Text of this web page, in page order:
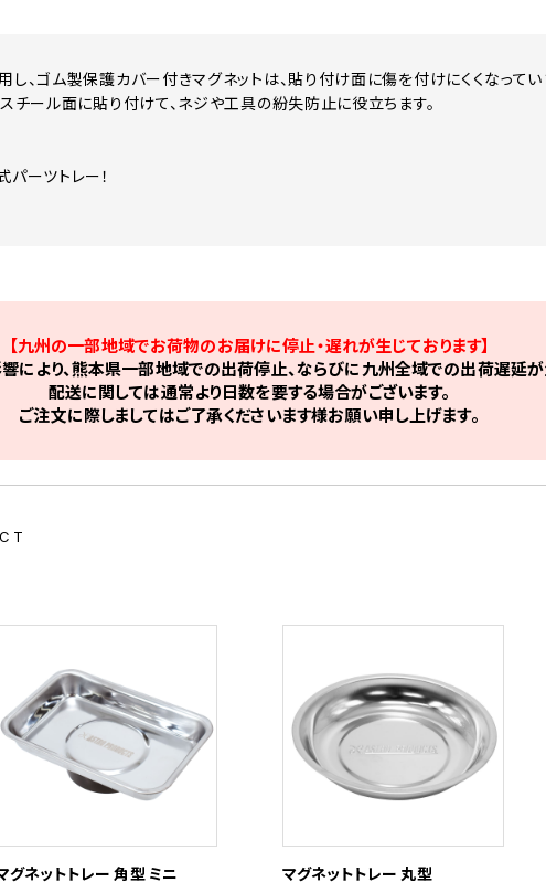
、ゴム製保護カバー付きマグネットは、貼り付け面に傷を付けにくくなってい
チール面に貼り付けて、ネジや工具の紛失防止に役立ちます。
ーツトレー！
【九州の一部地域でお荷物のお届けに停止・遅れが生じております】
により、熊本県一部地域での出荷停止、ならびに九州全域での出荷遅延が
配送に関しては通常より日数を要する場合がございます。
ご注文に際しましてはご了承くださいます様お願い申し上げます。
グネットトレー 角型 ミニ マグネットトレー 丸型